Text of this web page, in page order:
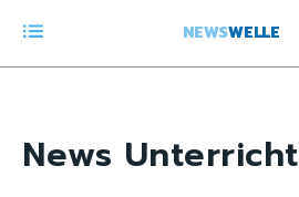
NEWSWELLE
News Unterricht